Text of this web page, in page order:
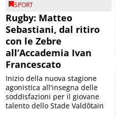
SPORT
Rugby: Matteo
Sebastiani, dal ritiro
con le Zebre
all’Accademia Ivan
Francescato
Inizio della nuova stagione
agonistica all'insegna delle
soddisfazioni per il giovane
talento dello Stade Valdôtain